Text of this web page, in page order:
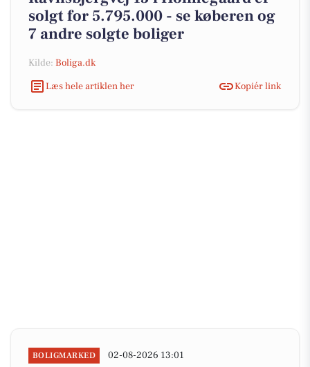
solgt for 5.795.000 - se køberen og
7 andre solgte boliger
Kilde: Boliga.dk
Læs hele artiklen her
Kopiér link
BOLIGMARKED 02-08-2026 13:01